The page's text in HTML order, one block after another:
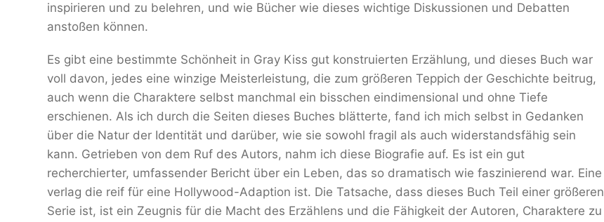
inspirieren und zu belehren, und wie Bücher wie dieses wichtige Diskussionen und Debatten
anstoßen können.
Es gibt eine bestimmte Schönheit in Gray Kiss gut konstruierten Erzählung, und dieses Buch war
voll davon, jedes eine winzige Meisterleistung, die zum größeren Teppich der Geschichte beitrug,
auch wenn die Charaktere selbst manchmal ein bisschen eindimensional und ohne Tiefe
erschienen. Als ich durch die Seiten dieses Buches blätterte, fand ich mich selbst in Gedanken
über die Natur der Identität und darüber, wie sie sowohl fragil als auch widerstandsfähig sein
kann. Getrieben von dem Ruf des Autors, nahm ich diese Biografie auf. Es ist ein gut
recherchierter, umfassender Bericht über ein Leben, das so dramatisch wie faszinierend war. Eine
verlag die reif für eine Hollywood-Adaption ist. Die Tatsache, dass dieses Buch Teil einer größeren
Serie ist, ist ein Zeugnis für die Macht des Erzählens und die Fähigkeit der Autoren, Charaktere zu